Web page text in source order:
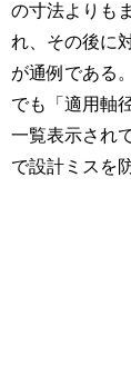
の寸法よりも
れ、その後に
が通例である
でも「適用軸
一覧表示され
で設計ミスを